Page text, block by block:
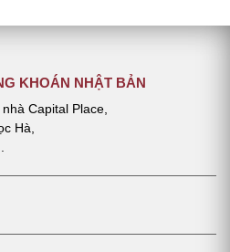
KHOÁN NHẬT BẢN
Capital Place,
Hà,